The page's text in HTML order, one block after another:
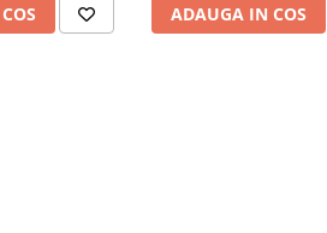
ADAUGA IN COS